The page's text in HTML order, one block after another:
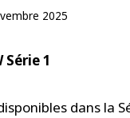
2025
1
dans la